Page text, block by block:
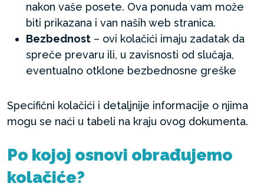
nakon vaše posete. Ova ponuda vam može
biti prikazana i van naših web stranica.
Bezbednost – ovi kolačići imaju zadatak da
spreče prevaru ili, u zavisnosti od slučaja,
eventualno otklone bezbednosne greške
Specifični kolačići i detaljnije informacije o njima
mogu se naći u tabeli na kraju ovog dokumenta.
Po kojoj osnovi obrađujemo
kolačiće?